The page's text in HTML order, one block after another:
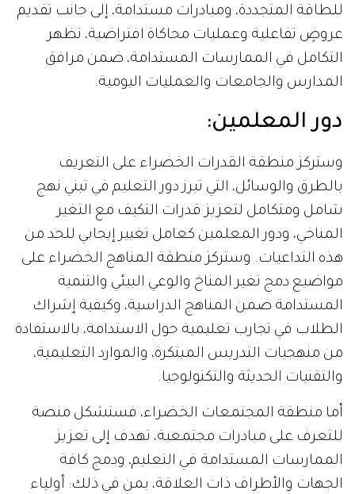
للطاقة المتجددة، ومبادرات مستدامة، إلى جانب تقديم
عروضٍ تفاعلية وعمليات محاكاة افتراضية، تظهر
التكامل في الممارسات المستدامة، ضمن مرافق
المدارس والجامعات والعمليات اليومية.
دور المعلمين:
وستركز منطقة القدرات الخضراء على التعريف
بالطرق والوسائل، التي تبرز دور التعليم في تبني نهج
شامل ومتكامل لتعزيز قدرات التكيف مع التغير
المناخي، ودور المعلمين كعامل تغيير إيجابي للحد من
هذه التداعيات. وستركز منطقة المناهج الخضراء على
مواضيع دمج تغير المناخ والوعي البيئي والتنمية
المستدامة ضمن المناهج الدراسية، وكيفية إشراك
الطلاب في تجارب تعليمية حول الاستدامة، بالاستفادة
من منهجيات التدريس المبتكرة، والموارد التعليمية،
والتقنيات الحديثة والتكنولوجيا.
أما منطقة المجتمعات الخضراء، فستشكل منصة
للتعرف على مبادرات مجتمعية، تهدف إلى تعزيز
الممارسات المستدامة في التعليم، ودمج كافة
الجهات والأطراف ذات العلاقة، بمن في ذلك: أولياء